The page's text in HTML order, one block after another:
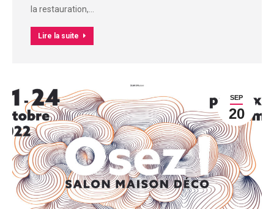
la restauration,…
Lire la suite
SEP
20